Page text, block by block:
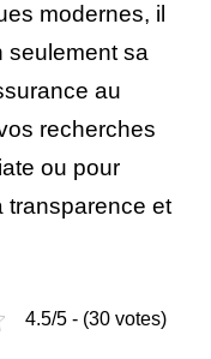
modernes, il
seulement sa
au
recherches
ou pour
transparence et
4.5/5 - (30 votes)